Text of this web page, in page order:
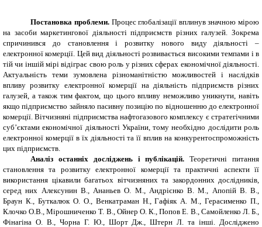
Постановка проблеми.Процес глобалізації вплинув значною мірою
на засоби маркетингової діяльності підприємств різних галузей. Зокрема
спричинився до становлення і розвитку нового виду діяльності –
електронної комерції. Цей вид діяльності розвивається високими темпами і в
тій чи іншій мірі відіграє свою роль у різних сферах економічної діяльності.
Актуальність теми зумовлена різноманітністю можливостей і наслідків
впливу розвитку електронної комерції на діяльність підприємств різних
галузей, а також тим фактом, що цього впливу неможливо уникнути, навіть
якщо підприємство зайняло пасивну позицію по відношенню до електронної
комерції. Вітчизняні підприємства нафтогазового комплексу є стратегічними
суб’єктами економічної діяльності України, тому необхідно дослідити роль
електронної комерції в їх діяльності та її вплив на конкурентоспроможність
цих підприємств.
Аналіз останніх досліджень і публікацій. Теоретичні питання
становлення та розвитку електронної комерції та практичні аспекти її
використання цікавили багатьох вітчизняних та закордонних дослідників,
серед них Алексунин В., Ананьев О. М., Андрієнко В. М., Апопій В.
В.,
Браун К., Буткалюк О. О., Венкатраман Н., Гафіяк А. М., Герасименко П.,
Клочко О.В., Мірошниченко Т. В., Ойнер О. К., Попов Е. В., Самойленко Л. Б.,
Фінагіна О. В., Чорна Г. Ю., Шорт Дж., Штерн Л. та інші. Досліджено